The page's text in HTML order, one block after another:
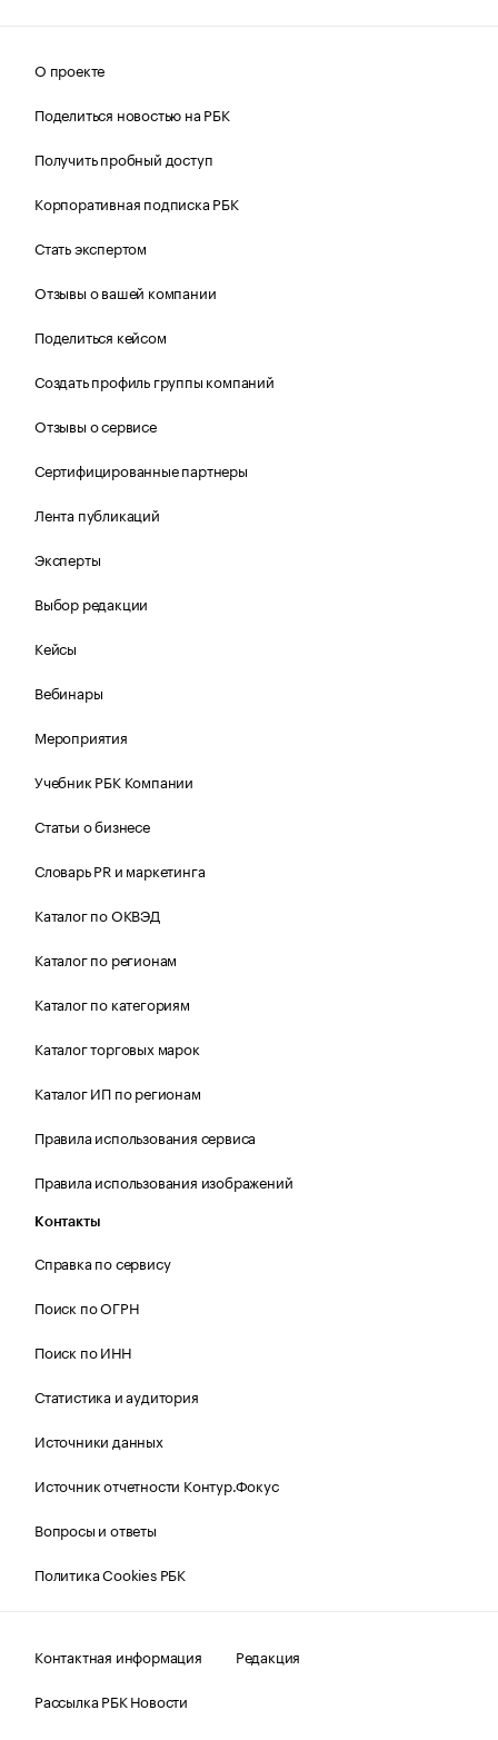
О проекте
Поделиться новостью на РБК
Получить пробный доступ
Корпоративная подписка РБК
Стать экспертом
Отзывы о вашей компании
Поделиться кейсом
Создать профиль группы компаний
Отзывы о сервисе
Сертифицированные партнеры
Лента публикаций
Эксперты
Выбор редакции
Кейсы
Вебинары
Мероприятия
Учебник РБК Компании
Статьи о бизнесе
Словарь PR и маркетинга
Каталог по ОКВЭД
Каталог по регионам
Каталог по категориям
Каталог торговых марок
Каталог ИП по регионам
Правила использования сервиса
Правила использования изображений
Контакты
Справка по сервису
Поиск по ОГРН
Поиск по ИНН
Статистика и аудитория
Источники данных
Источник отчетности Контур.Фокус
Вопросы и ответы
Политика Cookies РБК
Контактная информация
Редакция
Рассылка РБК Новости